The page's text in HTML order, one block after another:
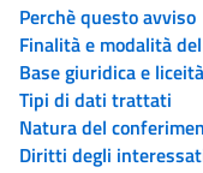
Perchè questo avviso
Finalità e modalità
Base giuridica e
Tipi di dati trattati
Natura del
Diritti degli